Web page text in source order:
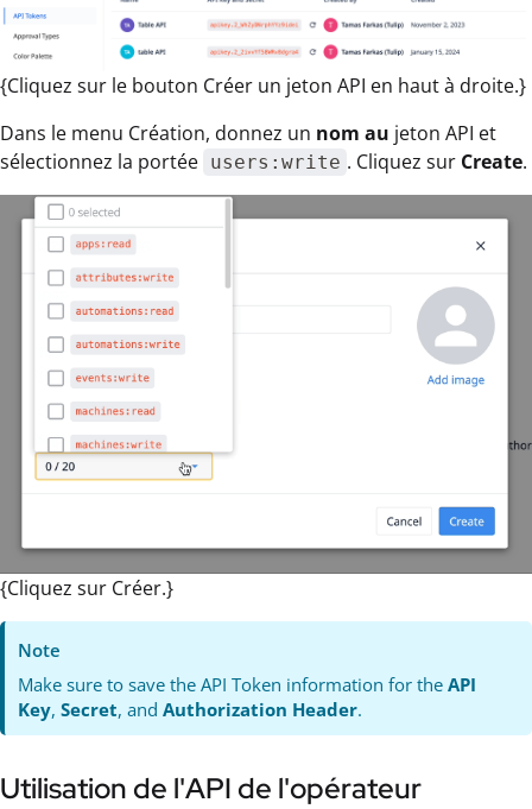
{Cliquez sur le bouton Créer un jeton API en haut à droite.}
Dans le menu Création, donnez un nom au jeton API et
sélectionnez la portée users:write . Cliquez sur Create.
{Cliquez sur Créer.}
Note
Make sure to save the API Token information for theAPI
Key,Secret, andAuthorization Header.
Utilisation de l'API de l'opérateur